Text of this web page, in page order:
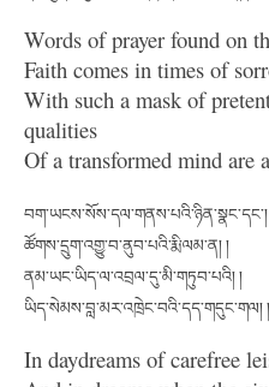
Words of prayer found on
Faith comes in times of
With such a mask of
qualities
Of a transformed mind are
བག་ཡངས་སོས་དལ་གནས་པའི་ཉིན་སྣང་དང་།
ཚོགས་དྲུག་འགྱུ་བ་ནུབ་པའི་རྨི་ལམ་ན། །
ནམ་ཡང་ཡིད་ལ་འབྲལ་དུ་མི་གཏུབ་པའི། །
ཡིད་སེམས་བླ་མར་འཁྲེང་བའི་དད་གདུང་གལ། །
In daydreams of carefree